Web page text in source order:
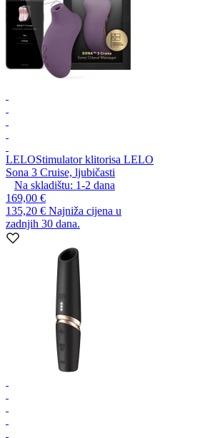
LELOStimulator klitorisa LELO
Sona 3 Cruise, ljubičasti
Na skladištu: 1-2 dana
169,00 €
135,20 € Najniža cijena u
zadnjih 30 dana.